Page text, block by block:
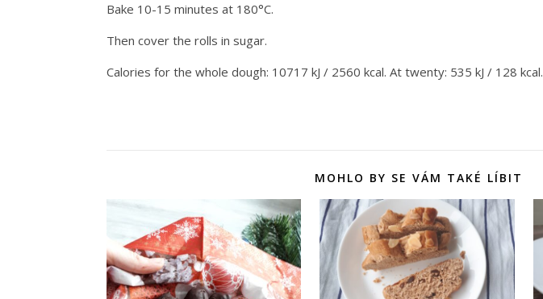
Bake 10-15 minutes at 180°C.
Then cover the rolls in sugar.
Calories for the whole dough: 10717 kJ / 2560 kcal. At twenty: 535 kJ / 128 kcal.
MOHLO BY SE VÁM TAKÉ LÍBIT